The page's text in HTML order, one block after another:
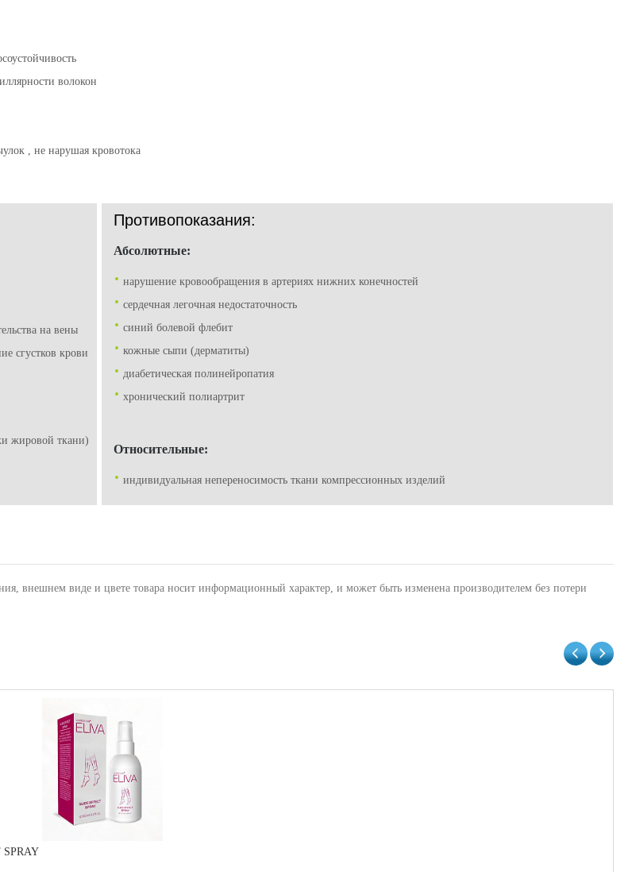
волокон
, не нарушая кровотока
на вены
сгустков крови
жировой ткани)
Противопоказания:
Абсолютные:
нарушение кровообращения в артериях нижних конечностей
сердечная легочная недостаточность
синий болевой флебит
кожные сыпи (дерматиты)
диабетическая полинейропатия
хронический полиартрит
Относительные:
индивидуальная непереносимость ткани компрессионных изделий
внешнем виде и цвете товара носит информационный характер, и может быть изменена производителем без потери
SPRAY